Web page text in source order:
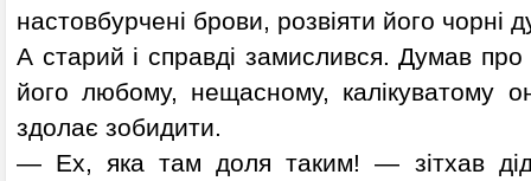
настовбурчені брови, розвіяти його чорні
А старий і справді замислився. Думав
його любому, нещасному, калікуватому
здолає зобидити.
— Ех, яка там доля таким! — зітхав